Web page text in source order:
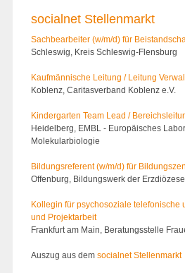
socialnet Stellenmarkt
Sachbearbeiter (w/m/d) für
Schleswig, Kreis Schleswig-Flensburg
Kaufmännische Leitung / Leitung
Koblenz, Caritasverband Koblenz e.V.
Kindergarten Team Lead /
Heidelberg, EMBL - Europäisches
Molekularbiologie
Bildungsreferent (w/m/d) für
Offenburg, Bildungswerk der
Kollegin für psychosoziale telefonische
und Projektarbeit
Frankfurt am Main, Beratungsstelle
Auszug aus dem socialnet Stellenmarkt